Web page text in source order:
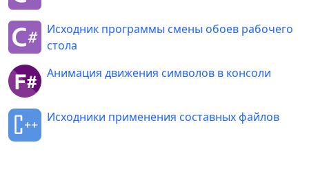
Исходник программы смены обоев рабочего
стола
Анимация движения символов в консоли
Исходники применения составных файлов